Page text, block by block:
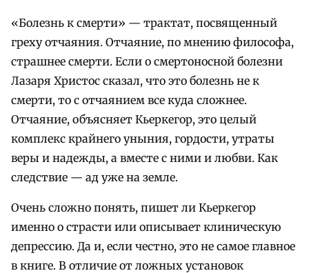
«Болезнь к смерти» — трактат, посвященный
греху отчаяния. Отчаяние, по мнению философа,
страшнее смерти. Если о смертоносной болезни
Лазаря Христос сказал, что это болезнь не к
смерти, то с отчаянием все куда сложнее.
Отчаяние, объясняет Кьеркегор, это целый
комплекс крайнего уныния, гордости, утраты
веры и надежды, а вместе с ними и любви. Как
следствие — ад уже на земле.
Очень сложно понять, пишет ли Кьеркегор
именно о страсти или описывает клиническую
депрессию. Да и, если честно, это не самое главное
в книге. В отличие от ложных установок